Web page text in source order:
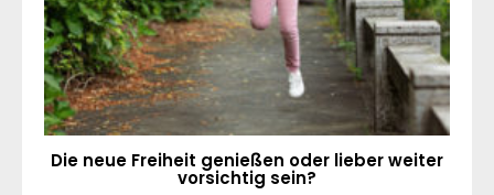
Die neue Freiheit genießen oder lieber weiter
vorsichtig sein?